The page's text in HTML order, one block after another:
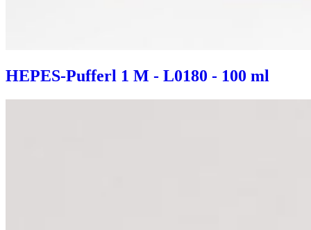
HEPES-Pufferl 1 M - L0180 - 100 ml